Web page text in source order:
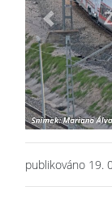
Previous
publikováno 19.